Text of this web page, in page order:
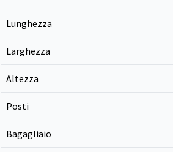
Lunghezza
Larghezza
Altezza
Posti
Bagagliaio